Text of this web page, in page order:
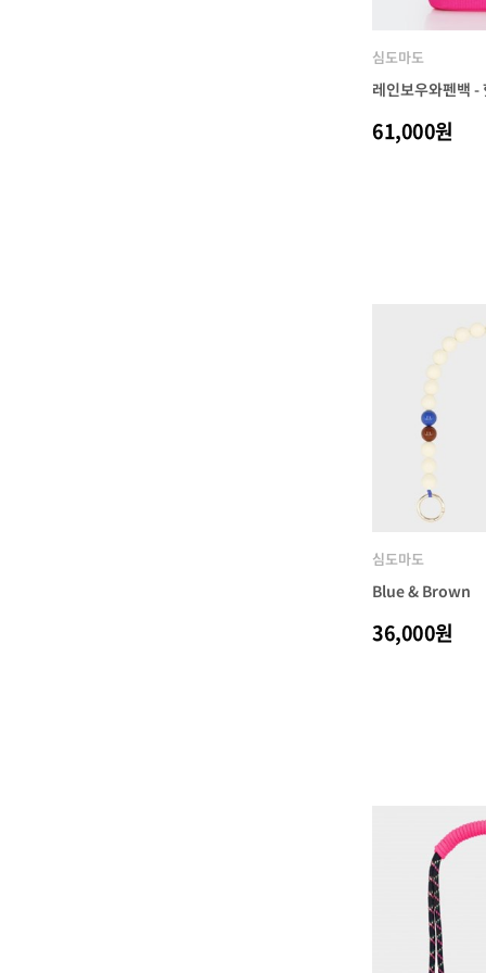
심도마도
레인보우와펜백 -
61,000원
심도마도
Blue & Brown
36,000원